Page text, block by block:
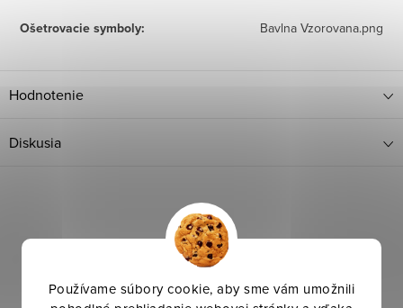
Používame súbory cookie, aby sme vám umožnili
Ošetrovacie symboly: Bavlna Vzorovana.png
Hodnotenie
Diskusia